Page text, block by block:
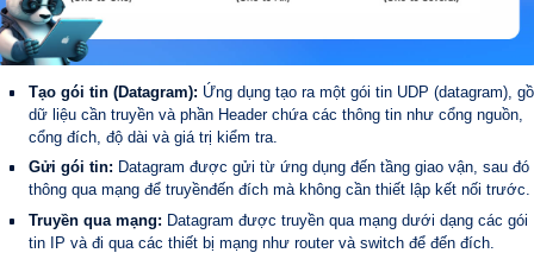
Tạo gói tin (Datagram): Ứng dụng tạo ra một gói tin UDP (datagram),
dữ liệu cần truyền và phần Header chứa các thông tin như cổng nguồn,
cổng đích, độ dài và giá trị kiểm tra.
Gửi gói tin: Datagram được gửi từ ứng dụng đến tầng giao vận, sau đó
thông qua mạng để truyềnđến đích mà không cần thiết lập kết nối trước.
Truyền qua mạng: Datagram được truyền qua mạng dưới dạng các gói
tin IP và đi qua các thiết bị mạng như router và switch để đến đích.